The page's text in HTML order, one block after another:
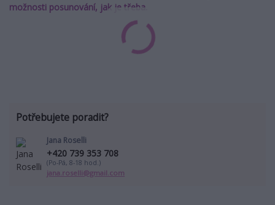
možnosti posunování, jak je třeba.
Potřebujete poradit?
Jana Roselli
+420 739 353 708
(Po-Pá, 8-18 hod.)
jana.roselli@gmail.com